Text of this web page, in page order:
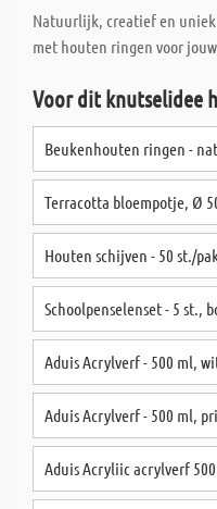
Natuurlijk, creatief en
met houten ringen voor
Voor dit knutselidee
Beukenhouten ringen -
Terracotta bloempotje, Ø
Houten schijven - 50 st./
Schoolpenselenset - 5 st.,
Aduis Acrylverf - 500 ml,
Aduis Acrylverf - 500 ml,
Aduis Acryliic acrylverf